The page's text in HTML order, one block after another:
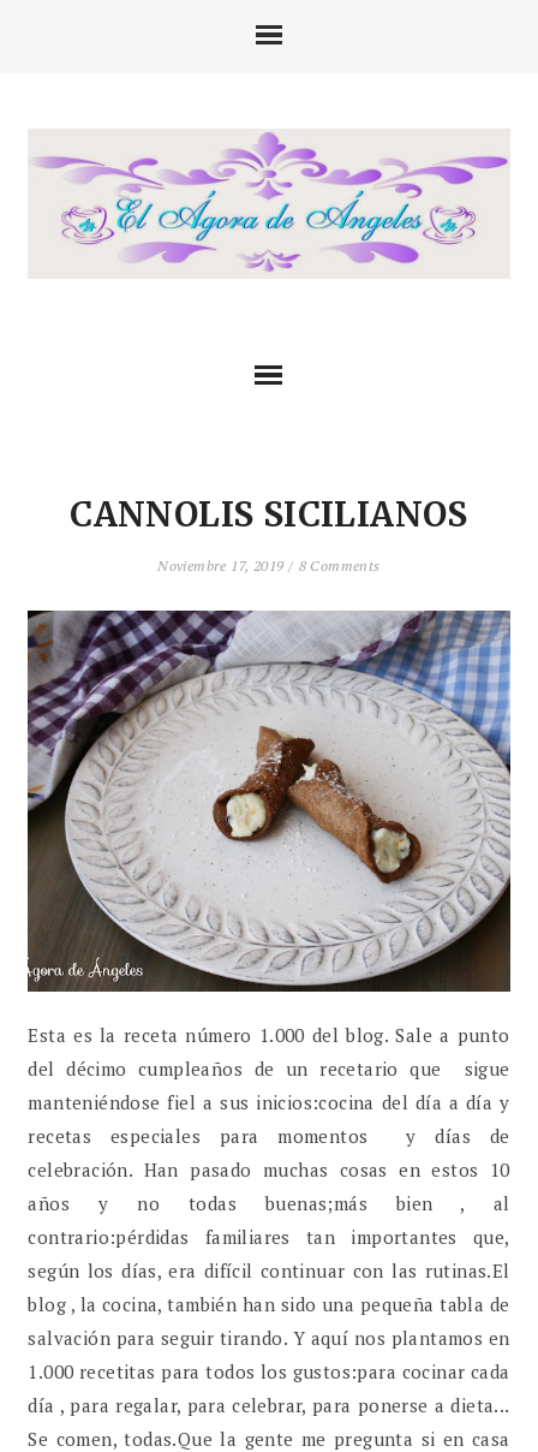
CANNOLIS SICILIANOS
Noviembre 17, 2019 / 8 Comments
Esta es la receta número 1.000 del blog. Sale a punto
del décimo cumpleaños de un recetario que sigue
manteniéndose fiel a sus inicios:cocina del día a día y
recetas especiales para momentos y días de
celebración. Han pasado muchas cosas en estos 10
años y no todas buenas;más bien , al
contrario:pérdidas familiares tan importantes que,
según los días, era difícil continuar con las rutinas.El
blog , la cocina, también han sido una pequeña tabla de
salvación para seguir tirando. Y aquí nos plantamos en
1.000 recetitas para todos los gustos:para cocinar cada
día , para regalar, para celebrar, para ponerse a dieta...
Se comen, todas.Que la gente me pregunta si en casa